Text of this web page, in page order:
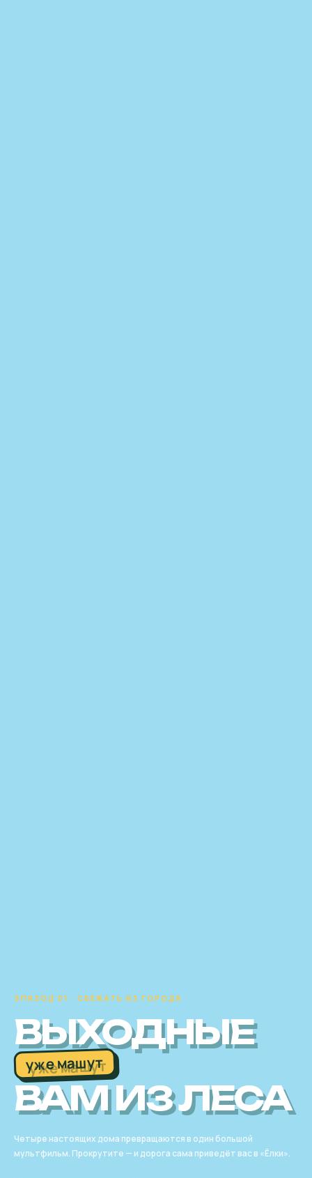
ЭПИЗОД 01 · СБЕЖАТЬ ИЗ ГОРОДА
ВЫХОДНЫЕ
уже машут
ВАМ ИЗ ЛЕСА
Четыре настоящих дома превращаются в один большой
мультфильм. Прокрутите — и дорога сама приведёт вас в «Ёлки».